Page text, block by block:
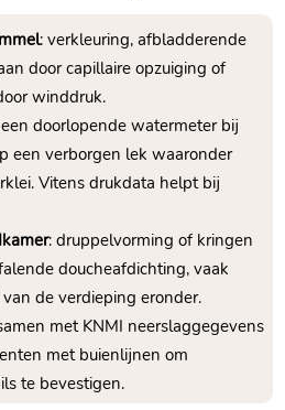
: verkleuring, afbladderende
door capillaire opzuiging of
winddruk.​
een doorlopende watermeter bij
een verborgen lek waaronder
Vitens drukdata helpt bij
: druppelvorming of kringen
doucheafdichting, vaak
de verdieping eronder.​
met KNMI neerslaggegevens
met buienlijnen om
te bevestigen.​